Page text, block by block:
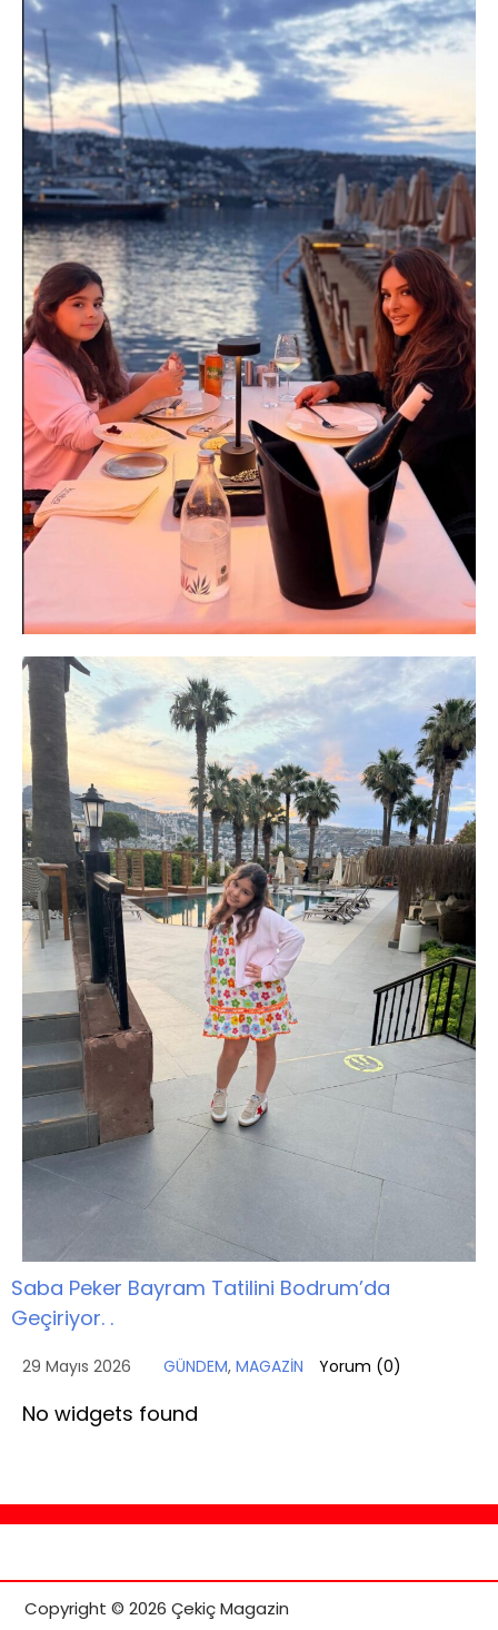
Saba Peker Bayram Tatilini Bodrum’da
Geçiriyor. .
29 Mayıs 2026 GÜNDEM, MAGAZİN Yorum (0)
No widgets found
Copyright © 2026 Çekiç Magazin